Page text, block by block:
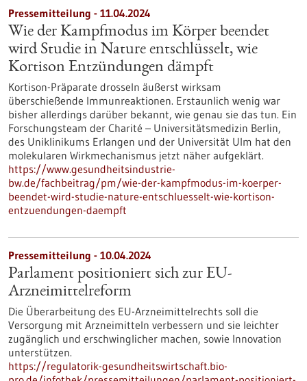
Pressemitteilung - 11.04.2024
Wie der Kampfmodus im Körper beendet
wird Studie in Nature entschlüsselt, wie
Kortison Entzündungen dämpft
Kortison-Präparate drosseln äußerst wirksam
überschießende Immunreaktionen. Erstaunlich wenig war
bisher allerdings darüber bekannt, wie genau sie das tun. Ein
Forschungsteam der Charité – Universitätsmedizin Berlin,
des Uniklinikums Erlangen und der Universität Ulm hat den
molekularen Wirkmechanismus jetzt näher aufgeklärt.
https://www.gesundheitsindustrie-
bw.de/fachbeitrag/pm/wie-der-kampfmodus-im-koerper-
beendet-wird-studie-nature-entschluesselt-wie-kortison-
entzuendungen-daempft
Pressemitteilung - 10.04.2024
Parlament positioniert sich zur EU-
Arzneimittelreform
Die Überarbeitung des EU-Arzneimittelrechts soll die
Versorgung mit Arzneimitteln verbessern und sie leichter
zugänglich und erschwinglicher machen, sowie Innovation
unterstützen.
https://regulatorik-gesundheitswirtschaft.bio-